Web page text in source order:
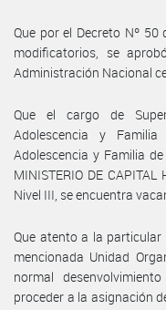
Que por el Decreto Nº
modificatorios, se
Administración Nacional
Que el cargo de
Adolescencia y
Adolescencia y Familia de
MINISTERIO DE
Nivel III, se encuentra
Que atento a la
mencionada Unidad
normal
proceder a la asignación